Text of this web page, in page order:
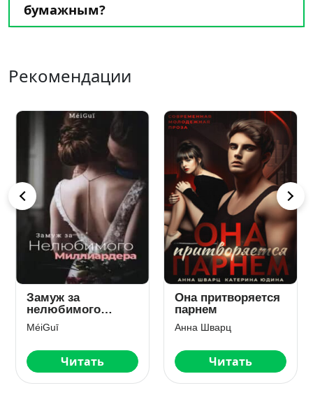
бумажным?
Рекомендации
Замуж за
нелюбимого
миллиардера
MéiGuī
Читать
Она притворяется
парнем
Анна Шварц
Читать